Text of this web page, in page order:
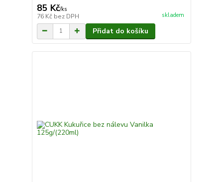
85 Kč/ks
76 Kč bez DPH skladem
Přidat do košíku